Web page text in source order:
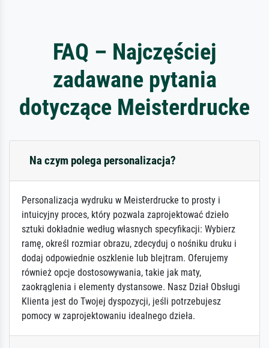
FAQ – Najczęściej
zadawane pytania
dotyczące Meisterdrucke
Na czym polega personalizacja?
Personalizacja wydruku w Meisterdrucke to prosty i
intuicyjny proces, który pozwala zaprojektować dzieło
sztuki dokładnie według własnych specyfikacji: Wybierz
ramę, określ rozmiar obrazu, zdecyduj o nośniku druku i
dodaj odpowiednie oszklenie lub blejtram. Oferujemy
również opcje dostosowywania, takie jak maty,
zaokrąglenia i elementy dystansowe. Nasz Dział Obsługi
Klienta jest do Twojej dyspozycji, jeśli potrzebujesz
pomocy w zaprojektowaniu idealnego dzieła.